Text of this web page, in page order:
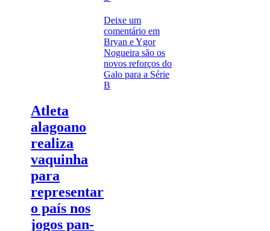
Deixe um
comentárioem
Bryan e Ygor
Nogueira são os
novos reforços do
Galo para a Série
B
Atleta
alagoano
realiza
vaquinha
para
representar
o país nos
jogos pan-